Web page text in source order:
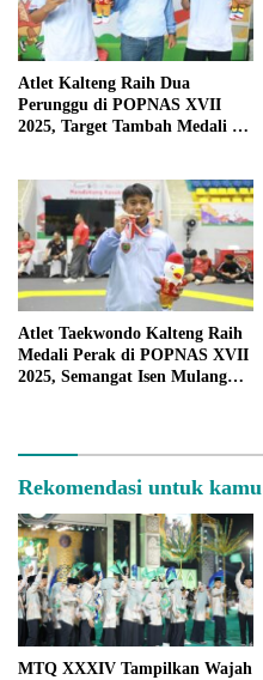
Atlet Kalteng Raih Dua
Perunggu di POPNAS XVII
2025, Target Tambah Medali di
Atlet Taekwondo Kalteng Raih
Medali Perak di POPNAS XVII
2025, Semangat Isen Mulang
Rekomendasi untuk kamu
MTQ XXXIV Tampilkan Wajah